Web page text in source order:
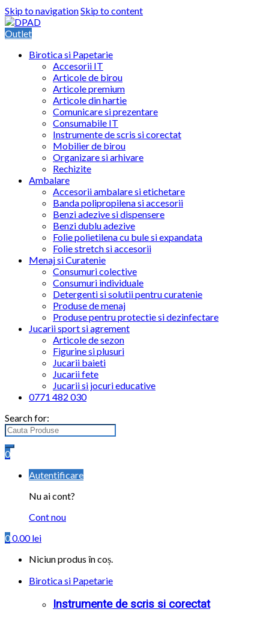
Skip to navigationSkip to content
Outlet
Birotica si Papetarie
Accesorii IT
Articole de birou
Articole premium
Articole din hartie
Comunicare si prezentare
Consumabile IT
Instrumente de scris si corectat
Mobilier de birou
Organizare si arhivare
Rechizite
Ambalare
Accesorii ambalare si etichetare
Banda polipropilena si accesorii
Benzi adezive si dispensere
Benzi dublu adezive
Folie polietilena cu bule si expandata
Folie stretch si accesorii
Menaj si Curatenie
Consumuri colective
Consumuri individuale
Detergenti si solutii pentru curatenie
Produse de menaj
Produse pentru protectie si dezinfectare
Jucarii sport si agrement
Articole de sezon
Figurine si plusuri
Jucarii baieti
Jucarii fete
Jucarii si jocuri educative
0771 482 030
Search for:
0
Autentificare
Nu ai cont?
Cont nou
00.00lei
Niciun produs în coș.
Birotica si Papetarie
Instrumente de scris si corectat